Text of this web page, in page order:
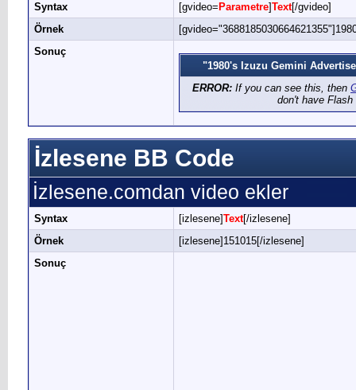
Syntax [gvideo= Parametre]Text[/gvideo]
Örnek
Sonuç
"1980's Izuzu Gemini
ERROR: If you can see this, then
don't have
İzlesene BB Code
İzlesene.comdan video ekler
Syntax [izlesene]Text[/izlesene]
Örnek
[izlesene]151015[/izlesene]
Sonuç